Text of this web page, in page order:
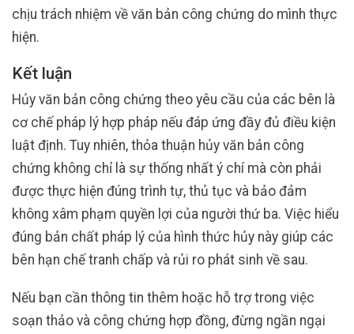
chịu trách nhiệm về văn bản công chứng do mình thực
hiện.
Kết luận
Hủy văn bản công chứng theo yêu cầu của các bên là
cơ chế pháp lý hợp pháp nếu đáp ứng đầy đủ điều kiện
luật định. Tuy nhiên, thỏa thuận hủy văn bản công
chứng không chỉ là sự thống nhất ý chí mà còn phải
được thực hiện đúng trình tự, thủ tục và bảo đảm
không xâm phạm quyền lợi của người thứ ba. Việc hiểu
đúng bản chất pháp lý của hình thức hủy này giúp các
bên hạn chế tranh chấp và rủi ro phát sinh về sau.
Nếu bạn cần thông tin thêm hoặc hỗ trợ trong việc
soạn thảo và công chứng hợp đồng, đừng ngần ngại